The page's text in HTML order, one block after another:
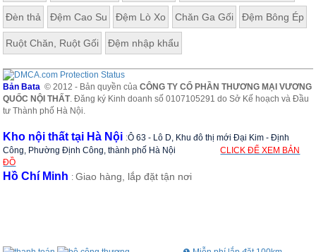
Đèn thả Đệm Cao Su Đệm Lò Xo Chăn Ga Gối Đệm Bông Ép
Ruột Chăn, Ruột Gối Đệm nhập khẩu
Bản Bata © 2012 - Bản quyền củaCÔNG TY CỔ PHẦN THƯƠNG MẠI VƯƠNG
QUỐC NỘI THẤT. Đăng ký Kinh doanh số 0107105291 do Sở Kế hoạch và Đầu
tư Thành phố Hà Nội.
Kho nội thất tại Hà Nội :Ô 63 - Lô D, Khu đô thị mới Đại Kim - Định
Công, Phường Định Công, thành phố Hà Nội
CLICK ĐỂ XEM BẢN
ĐỒ
Hồ Chí Minh :Giao hàng, lắp đặt tận nơi